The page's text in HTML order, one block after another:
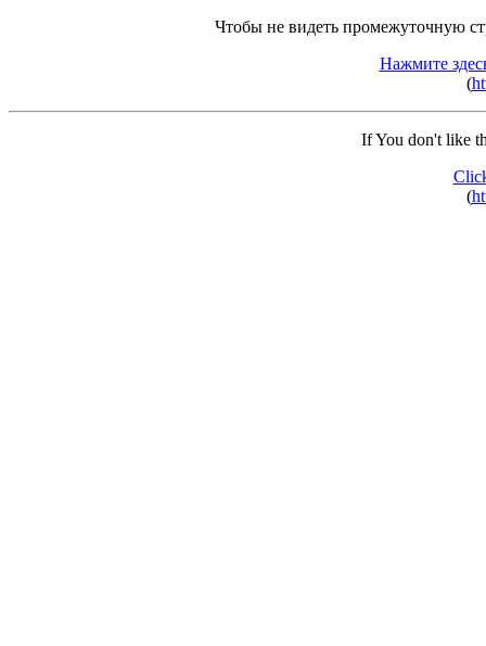
Чтобы не видеть промежуточную
Нажмите
(
If You don't like
(